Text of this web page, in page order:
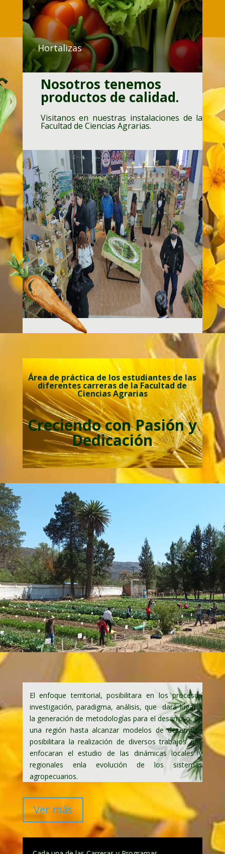
Hortalizas
Nosotros tenemos
productos de calidad.
Visitanos en nuestras instalaciones de la
Facultad de Ciencias Agrarias.
Área de práctica de los estudiantes de las
diferentes carreras de la Facultad de
Ciencias Agrarias
Creciendo con Pasión y
Dedicación
El enfoque territorial, posibilitara en los procesos
investigación, paradigma, análisis, que dará lugar a
la generación de metodologías para el desarrollo, de
una región hasta alcanzar modelos de desarrollo,
posibilitara la realización de diversos trabajos que
enfocaran el estudio de las dinámicas locales y
regionales enla evolución de los sistemas
agropecuarios.
Ver más